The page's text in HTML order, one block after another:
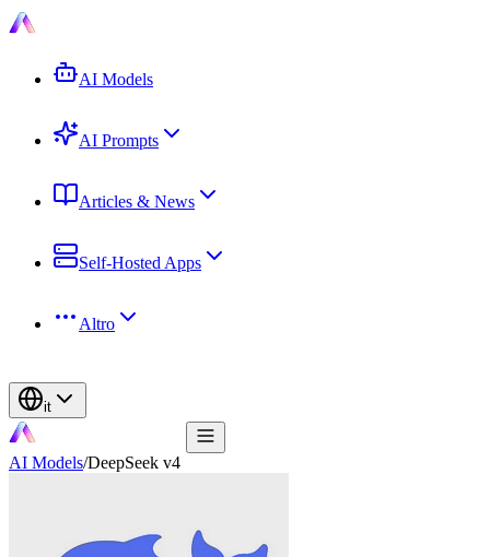
AI Models
AI Prompts
Articles & News
Self-Hosted Apps
Altro
it
AI Models/DeepSeek v4